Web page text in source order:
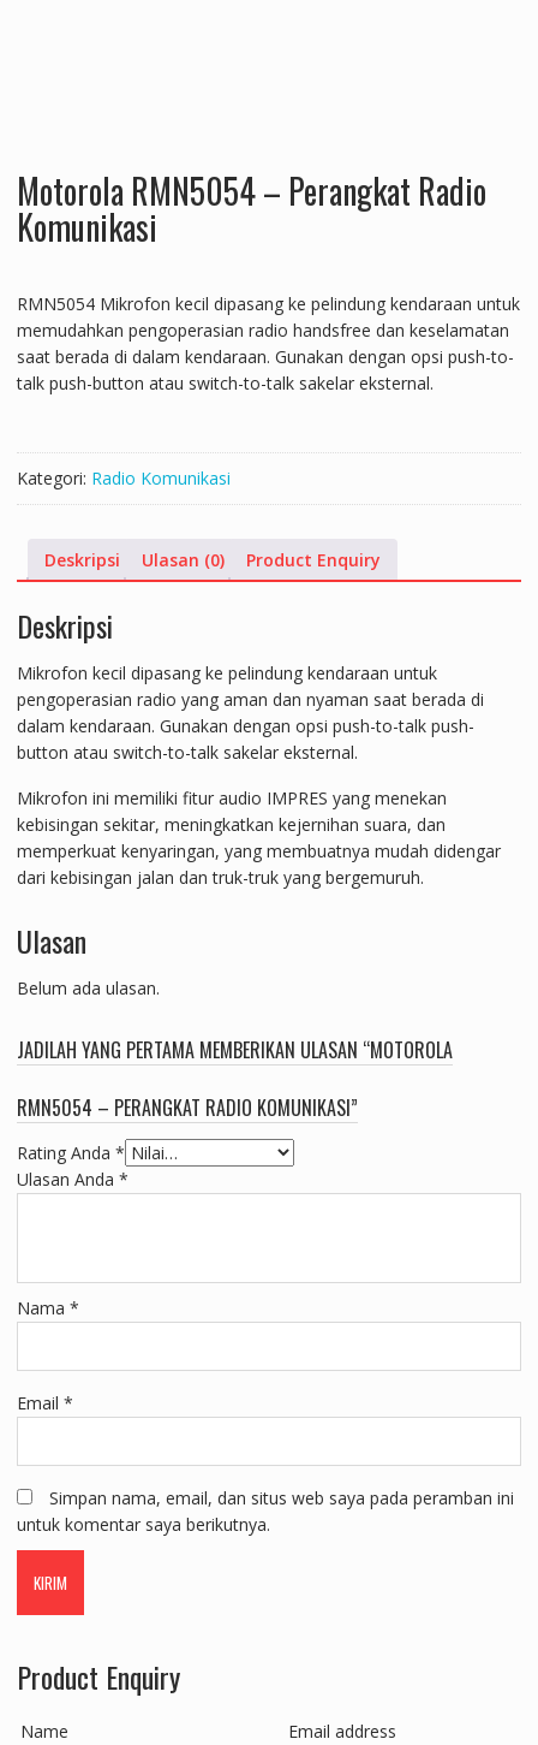
Motorola RMN5054 – Perangkat Radio
Komunikasi
RMN5054 Mikrofon kecil dipasang ke pelindung kendaraan untuk
memudahkan pengoperasian radio handsfree dan keselamatan
saat berada di dalam kendaraan. Gunakan dengan opsi push-to-
talk push-button atau switch-to-talk sakelar eksternal.
Kategori: Radio Komunikasi
Deskripsi Ulasan (0) Product Enquiry
Deskripsi
Mikrofon kecil dipasang ke pelindung kendaraan untuk
pengoperasian radio yang aman dan nyaman saat berada di
dalam kendaraan. Gunakan dengan opsi push-to-talk push-
button atau switch-to-talk sakelar eksternal.
Mikrofon ini memiliki fitur audio IMPRES yang menekan
kebisingan sekitar, meningkatkan kejernihan suara, dan
memperkuat kenyaringan, yang membuatnya mudah didengar
dari kebisingan jalan dan truk-truk yang bergemuruh.
Ulasan
Belum ada ulasan.
JADILAH YANG PERTAMA MEMBERIKAN ULASAN “MOTOROLA
RMN5054 – PERANGKAT RADIO KOMUNIKASI”
Rating Anda *
Ulasan Anda *
Nama *
Email *
Simpan nama, email, dan situs web saya pada peramban ini
untuk komentar saya berikutnya.
Product Enquiry
Name Email address